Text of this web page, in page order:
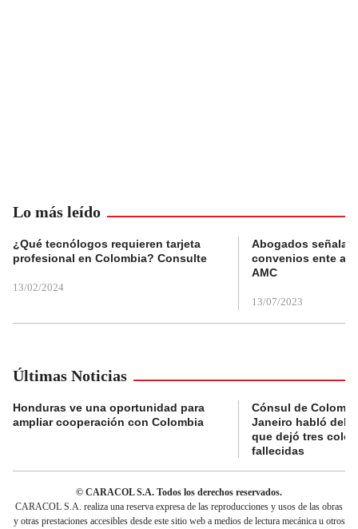
Lo más leído
¿Qué tecnólogos requieren tarjeta
profesional en Colombia? Consulte
13/02/2024
Abogados
convenios ente
AMC
13/07/2023
Últimas Noticias
Honduras ve una oportunidad para
ampliar cooperación con Colombia
Cónsul de
Janeiro habló del
que dejó tres
fallecidas
© CARACOL S.A. Todos los derechos reservados.
CARACOL S.A. realiza una reserva expresa de las reproducciones y usos de las obras
y otras prestaciones accesibles desde este sitio web a medios de lectura mecánica u otros